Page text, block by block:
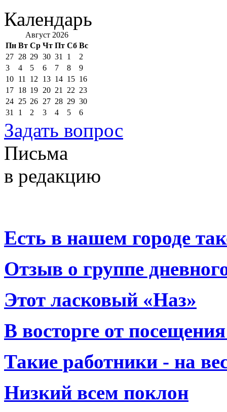
Календарь
Август 2026
Пн Вт Ср Чт Пт Сб Вс
27 28 29 30 31 1
2
3
4 5 6 7 8
9
10 11 12 13 14 15 16
17 18 19 20 21 22 23
24 25 26 27 28 29 30
31
1 2 3 4 5 6
Задать вопрос
Письма
в редакцию
Есть в нашем городе
Отзыв о группе
Этот ласковый «Наз»
В восторге от
Такие работники - на
Низкий всем поклон